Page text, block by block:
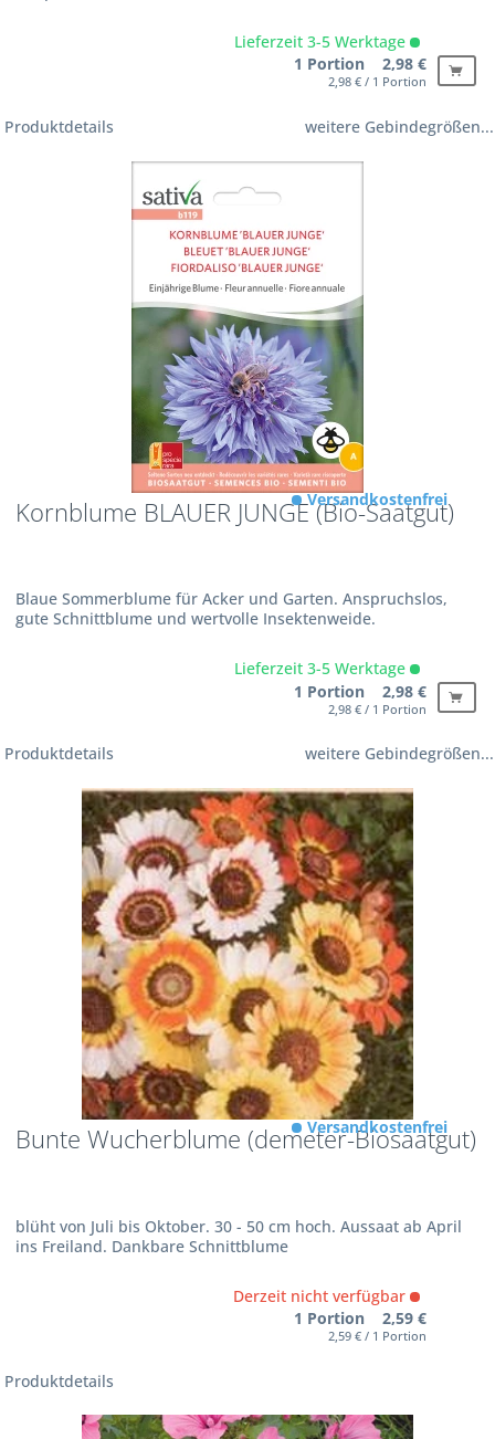
Lieferzeit 3-5 Werktage
1 Portion 2,98 €
2,98 € / 1 Portion
Produktdetails weitere Gebindegrößen...
Kornblume BLAUER JUNGE (Bio-Saatgut)
Blaue Sommerblume für Acker und Garten. Anspruchslos,
gute Schnittblume und wertvolle Insektenweide.
Versandkostenfrei
Lieferzeit 3-5 Werktage
1 Portion 2,98 €
2,98 € / 1 Portion
Produktdetails weitere Gebindegrößen...
Bunte Wucherblume (demeter-Biosaatgut)
blüht von Juli bis Oktober. 30 - 50 cm hoch. Aussaat ab April
ins Freiland. Dankbare Schnittblume
Versandkostenfrei
Derzeit nicht verfügbar
1 Portion 2,59 €
2,59 € / 1 Portion
Produktdetails